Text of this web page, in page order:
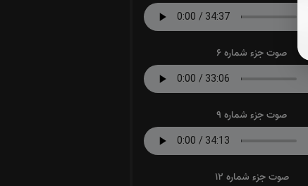
صوت جزء شماره 6
صوت جزء شماره 9
صوت جزء شماره 12